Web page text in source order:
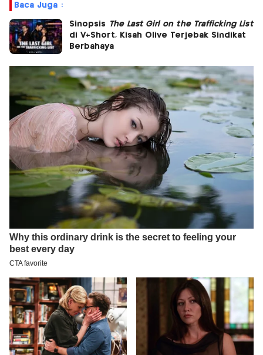
Baca Juga :
Sinopsis
The Last Girl on the Trafficking List
di V+Short, Kisah Olive Terjebak Sindikat
Berbahaya